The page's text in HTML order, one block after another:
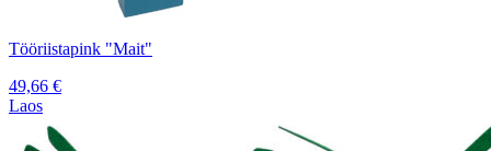
Tööriistapink "Mait"
49,66 €
Laos